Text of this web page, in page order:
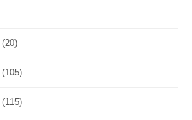
(20)
(105)
(115)